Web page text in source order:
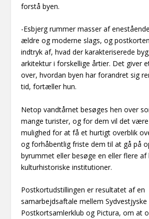
forstå byen.
-Esbjerg rummer masser af
ældre og moderne slags, og
indtryk af, hvad der karakteriserede
arkitektur i forskellige årtier. Det giver
over, hvordan byen har forandret sig
tid, fortæller hun.
Netop vandtårnet besøges hen over
mange turister, og for dem vil det
mulighed for at få et hurtigt overblik
og forhåbentlig friste dem til at gå på
byrummet eller besøge en eller flere af
kulturhistoriske institutioner.
Postkortudstillingen er resultatet af en
samarbejdsaftale mellem
Postkortsamlerklub og Pictura, om at